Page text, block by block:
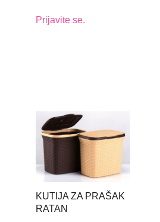
Prijavite se.
KUTIJA ZA PRAŠAK
RATAN